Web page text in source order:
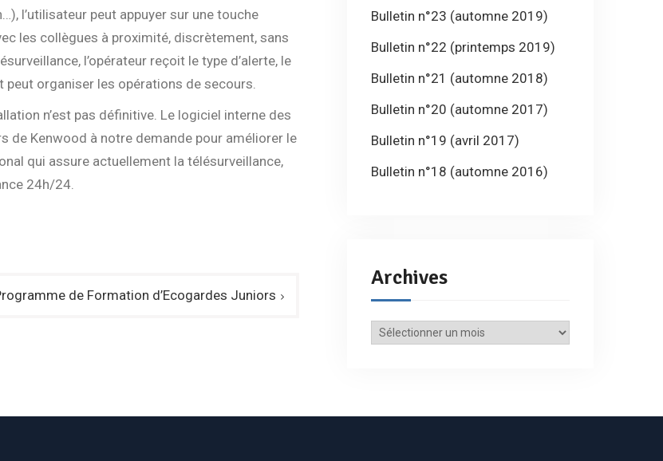
l’utilisateur peut appuyer sur une touche
les collègues à proximité, discrètement, sans
l’opérateur reçoit le type d’alerte, le
organiser les opérations de secours.
n’est pas définitive. Le logiciel interne des
de Kenwood à notre demande pour améliorer le
qui assure actuellement la télésurveillance,
24h/24.
de Formation d’Ecogardes Juniors
Bulletin n°23 (automne 2019)
Bulletin n°22 (printemps 2019)
Bulletin n°21 (automne 2018)
Bulletin n°20 (automne 2017)
Bulletin n°19 (avril 2017)
Bulletin n°18 (automne 2016)
Archives
Archives